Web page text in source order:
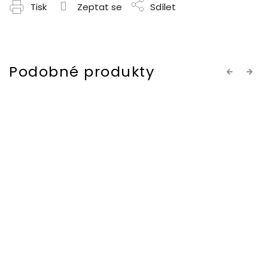
Tisk Zeptat se Sdílet
Previous
Next